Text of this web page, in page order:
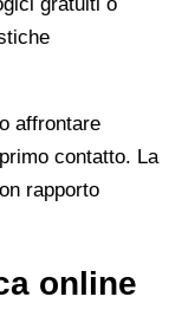
affrontare
contatto. La
rapporto
online